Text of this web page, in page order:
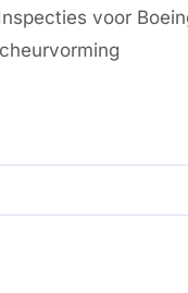
voor